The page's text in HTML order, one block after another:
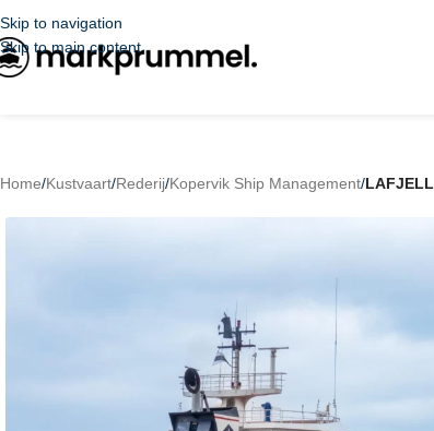
Skip to navigation
Skip to main content
Home/Kustvaart/Rederij/Kopervik Ship Management/LAFJELL